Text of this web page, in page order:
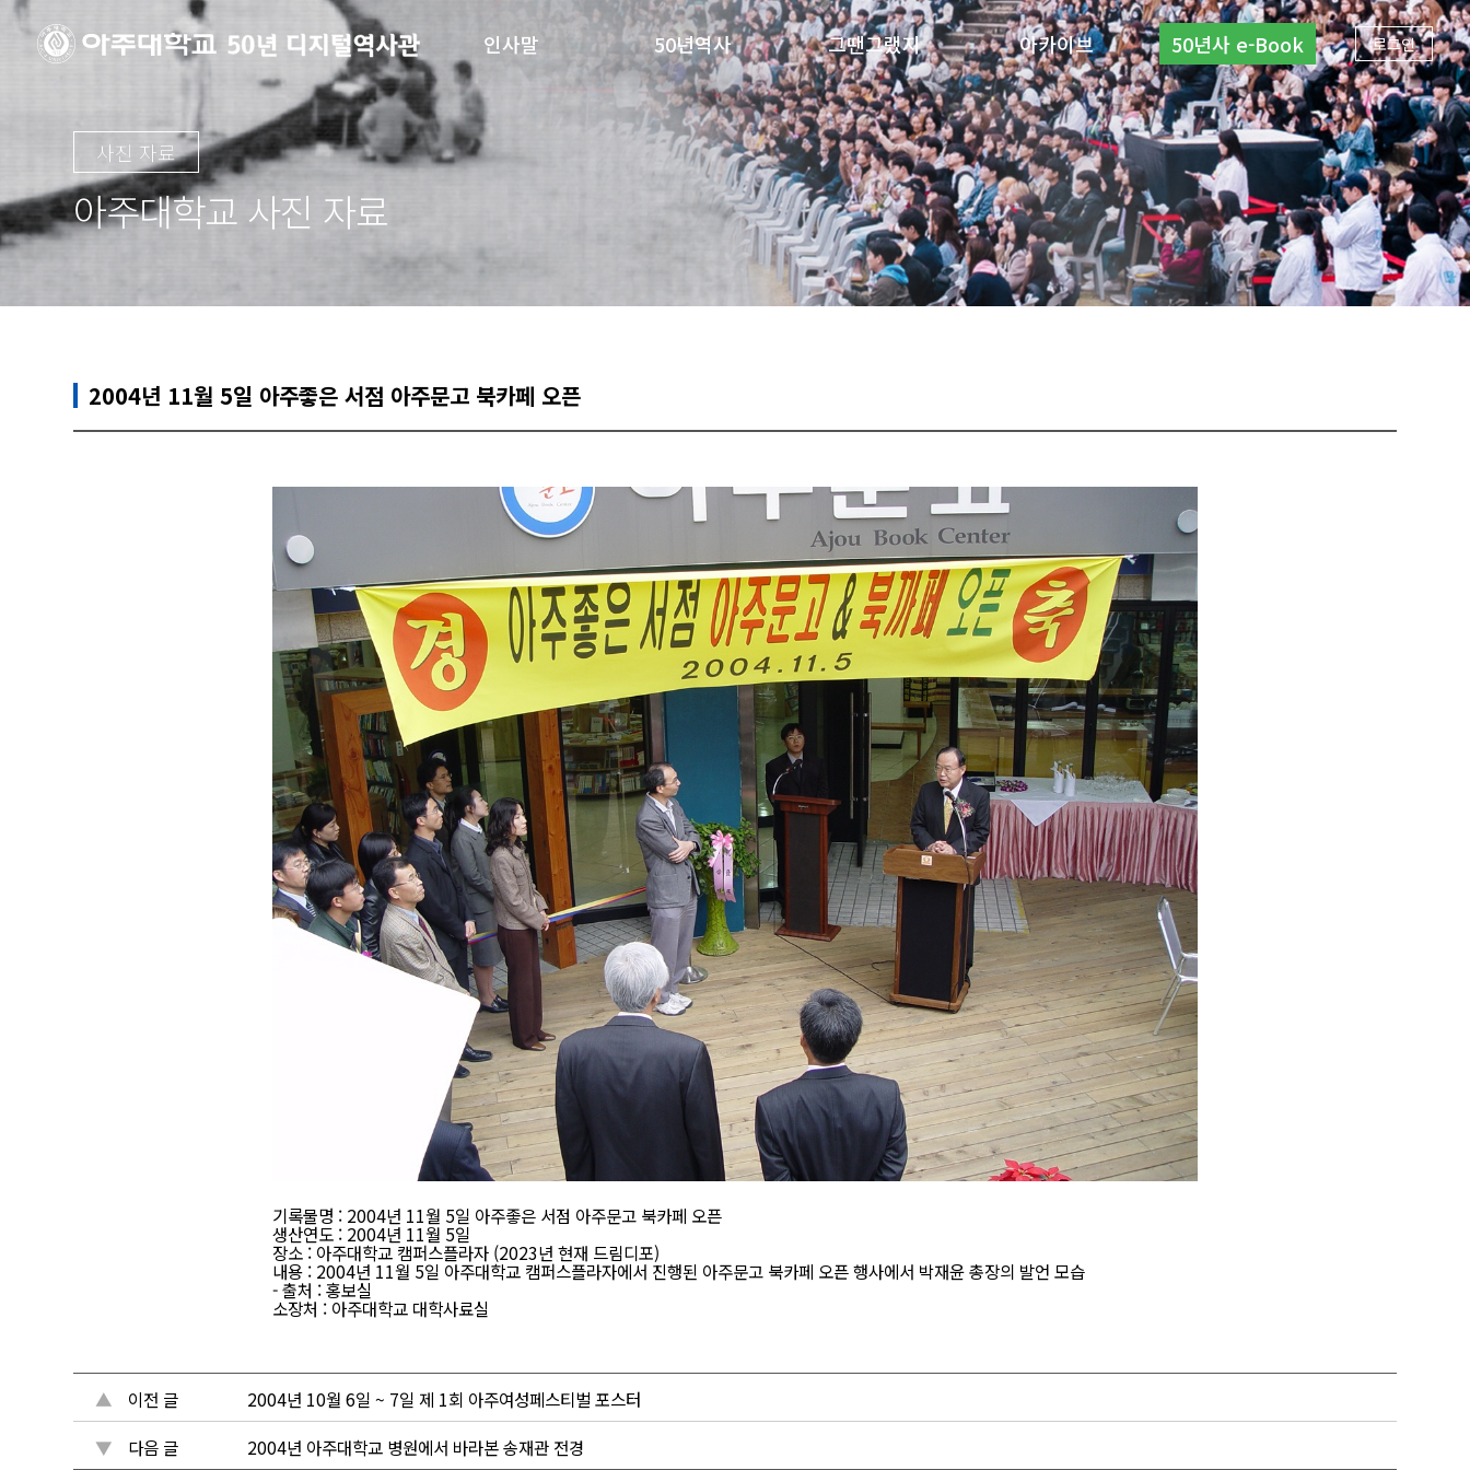
인사말 50년역사 그땐그랬지 아카이브 50년사 e-Book 로그인
사진 자료
아주대학교 사진 자료
2004년 11월 5일 아주좋은 서점 아주문고 북카페 오픈
기록물명 : 2004년 11월 5일 아주좋은 서점 아주문고 북카페 오픈
생산연도 : 2004년 11월 5일
장소 : 아주대학교 캠퍼스플라자 (2023년 현재 드림디포)
내용 : 2004년 11월 5일 아주대학교 캠퍼스플라자에서 진행된 아주문고 북카페 오픈 행사에서 박재윤 총장의 발언 모습
- 출처 : 홍보실
소장처 : 아주대학교 대학사료실
▲ 이전 글
2004년 10월 6일 ~ 7일 제 1회 아주여성페스티벌 포스터
▼
다음 글 2004년 아주대학교 병원에서 바라본 송재관 전경